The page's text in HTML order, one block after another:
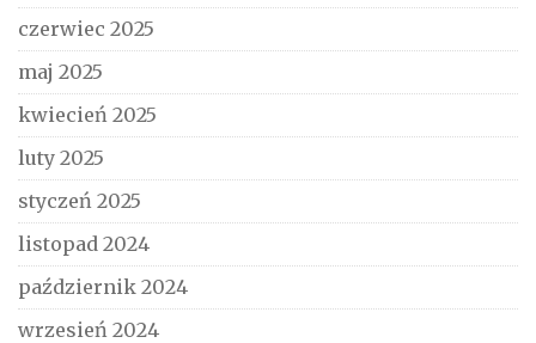
czerwiec 2025
maj 2025
kwiecień 2025
luty 2025
styczeń 2025
listopad 2024
październik 2024
wrzesień 2024